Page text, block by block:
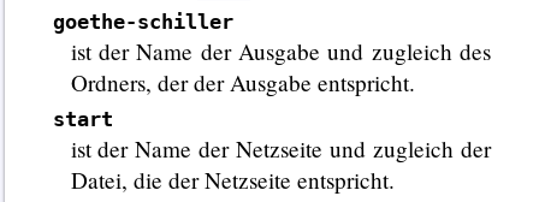
goethe-schiller
ist der Name der Ausgabe und zugleich des
Ordners, der der Ausgabe entspricht.
start
ist der Name der Netzseite und zugleich der
Datei, die der Netzseite entspricht.